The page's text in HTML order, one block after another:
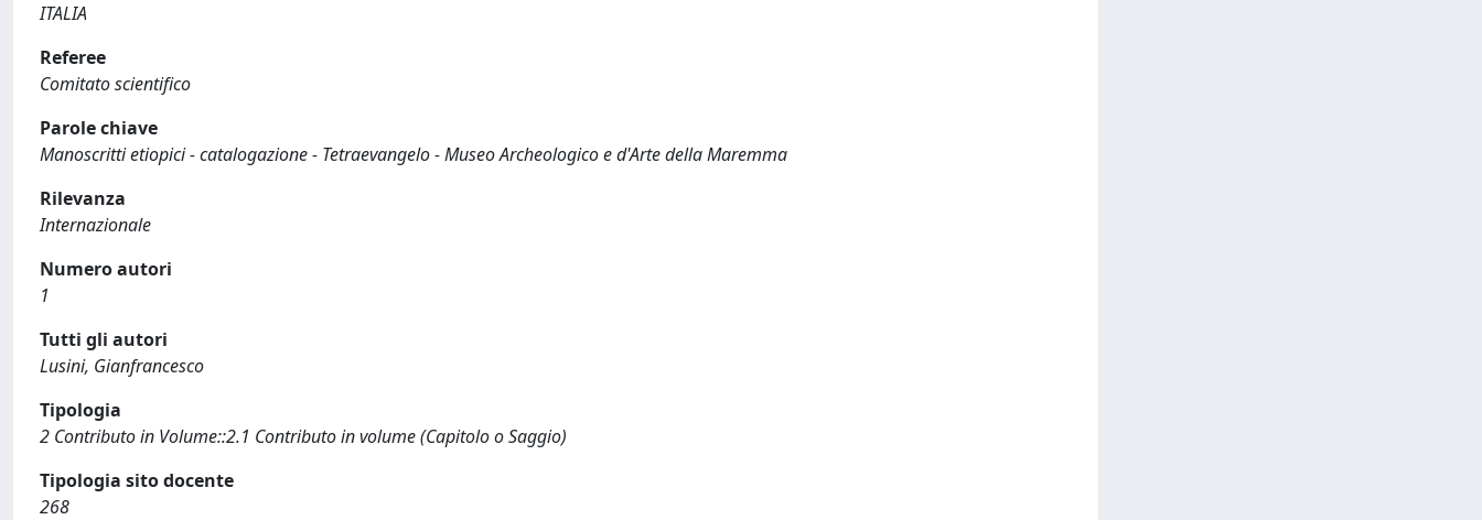
ITALIA
Referee
Comitato scientifico
Parole chiave
Manoscritti etiopici - catalogazione - Tetraevangelo - Museo Archeologico e d'Arte della Maremma
Rilevanza
Internazionale
Numero autori
1
Tutti gli autori
Lusini, Gianfrancesco
Tipologia
2 Contributo in Volume::2.1 Contributo in volume (Capitolo o Saggio)
Tipologia sito docente
268